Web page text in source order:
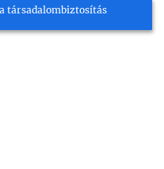
társadalombiztosítás